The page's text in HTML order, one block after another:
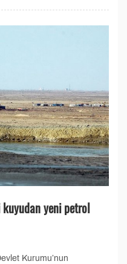
kuyudan yeni petrol
Kurumu’nun